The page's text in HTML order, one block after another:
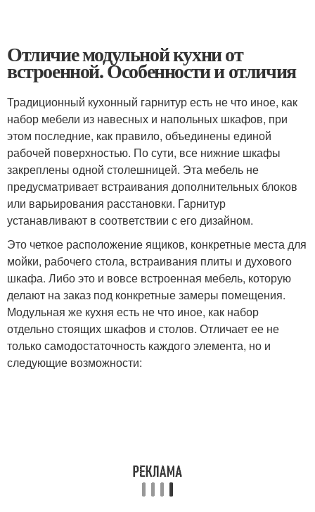
Отличие модульной кухни от
встроенной. Особенности и отличия
Традиционный кухонный гарнитур есть не что иное, как
набор мебели из навесных и напольных шкафов, при
этом последние, как правило, объединены единой
рабочей поверхностью. По сути, все нижние шкафы
закреплены одной столешницей. Эта мебель не
предусматривает встраивания дополнительных блоков
или варьирования расстановки. Гарнитур
устанавливают в соответствии с его дизайном.
Это четкое расположение ящиков, конкретные места для
мойки, рабочего стола, встраивания плиты и духового
шкафа. Либо это и вовсе встроенная мебель, которую
делают на заказ под конкретные замеры помещения.
Модульная же кухня есть не что иное, как набор
отдельно стоящих шкафов и столов. Отличает ее не
только самодостаточность каждого элемента, но и
следующие возможности: